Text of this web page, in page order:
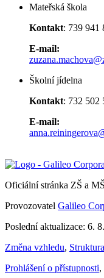
Mateřská škola
Kontakt: 739 941
E-mail:
Školní jídelna
Kontakt: 732 502
E-mail:
Oficiální stránka ZŠ a
Provozovatel Galileo
Poslední aktualizace: 6.
Změna vzhledu,
Prohlášení o přístupnosti,